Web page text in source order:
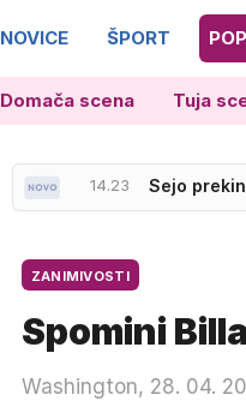
NOVICE ŠPORT
Domača scena Tuja
14.23 Sejo
ZANIMIVOSTI
Spomini
Washington, 28. 04.